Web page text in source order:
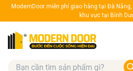
ModernDoor miễn phí giao hàng tại Đà
khu vực tại Bình